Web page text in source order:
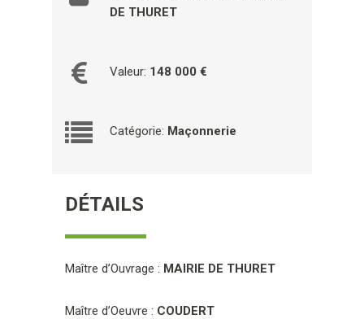
DE THURET
Valeur: 148 000 €
Catégorie: Maçonnerie
DÉTAILS
Maître d’Ouvrage : MAIRIE DE THURET
Maître d’Oeuvre : COUDERT